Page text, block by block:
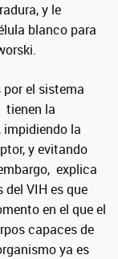
y le
blanco para
el sistema
tienen la
impidiendo la
y evitando
explica
VIH es que
en el que el
capaces de
ya es